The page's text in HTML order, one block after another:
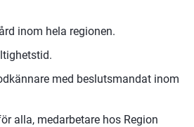
inom hela regionen.
med beslutsmandat inom
alla, medarbetare hos Region